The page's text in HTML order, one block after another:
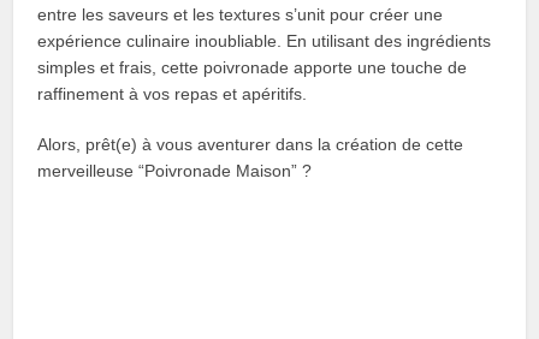
entre les saveurs et les textures s’unit pour créer une
expérience culinaire inoubliable. En utilisant des ingrédients
simples et frais, cette poivronade apporte une touche de
raffinement à vos repas et apéritifs.
Alors, prêt(e) à vous aventurer dans la création de cette
merveilleuse “Poivronade Maison” ?